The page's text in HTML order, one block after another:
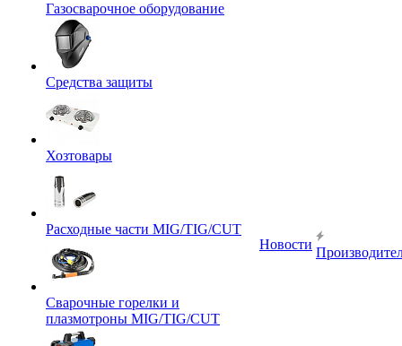
Газосварочное оборудование
Средства защиты
Хозтовары
Расходные части MIG/TIG/CUT
Сварочные горелки и
плазмотроны MIG/TIG/CUT
Новости